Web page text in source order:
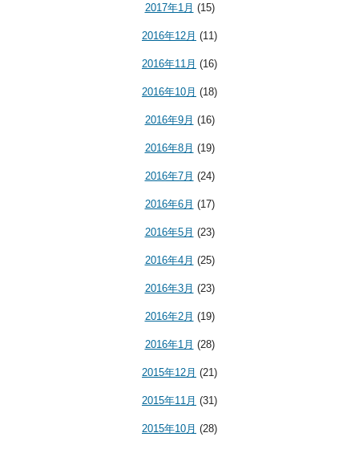
2017年1月 (15)
2016年12月 (11)
2016年11月 (16)
2016年10月 (18)
2016年9月 (16)
2016年8月 (19)
2016年7月 (24)
2016年6月 (17)
2016年5月 (23)
2016年4月 (25)
2016年3月 (23)
2016年2月 (19)
2016年1月 (28)
2015年12月 (21)
2015年11月 (31)
2015年10月 (28)